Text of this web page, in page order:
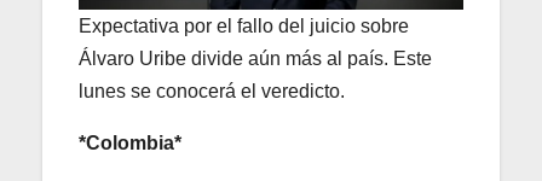
Expectativa por el fallo del juicio sobre
Álvaro Uribe divide aún más al país. Este
lunes se conocerá el veredicto.
*Colombia*